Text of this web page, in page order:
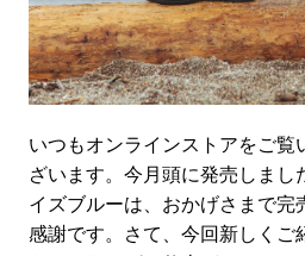
いつもオンラインストアをご覧
ざいます。今月頭に発売しまし
イズブルーは、おかげさまで完
感謝です。さて、今回新しくご